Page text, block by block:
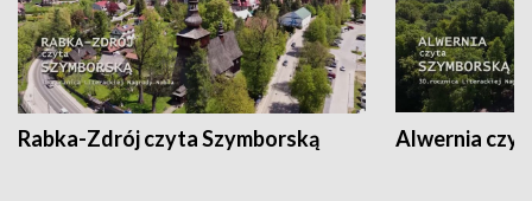
Rabka-Zdrój czyta Szymborską Alwernia